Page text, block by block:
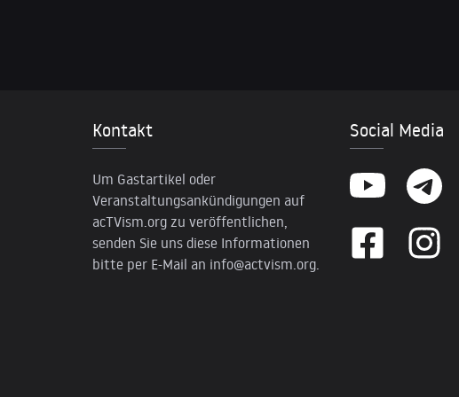
Kontakt
Um Gastartikel oder
Veranstaltungsankündigungen auf
acTVism.org zu veröffentlichen,
senden Sie uns diese Informationen
bitte per E-Mail an info@actvism.org.
Social Media